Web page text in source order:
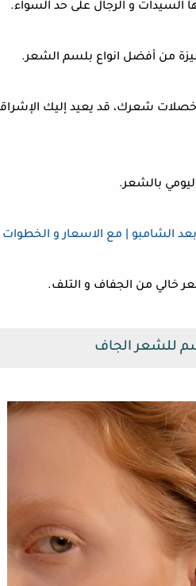
السيدات و الرجال على حد السواء.
من أفضل انواع بلسم الشعر.
شعرك، قد يعيد إليك
بالشعر.
الشامبو | مع الاسعار و الخطوات
خالي من الجفاف و التلف.
للشعر الجاف